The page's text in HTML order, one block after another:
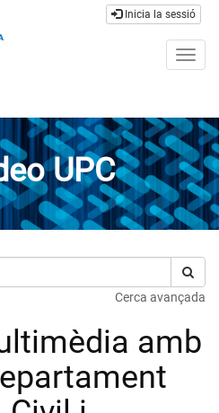
Inicia la sessió
UPC
Cerca avançada
amb